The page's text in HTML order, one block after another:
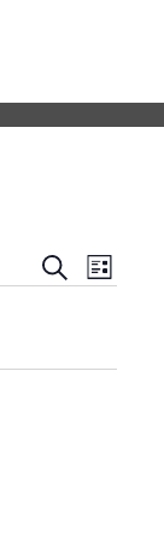
Suche
Liste